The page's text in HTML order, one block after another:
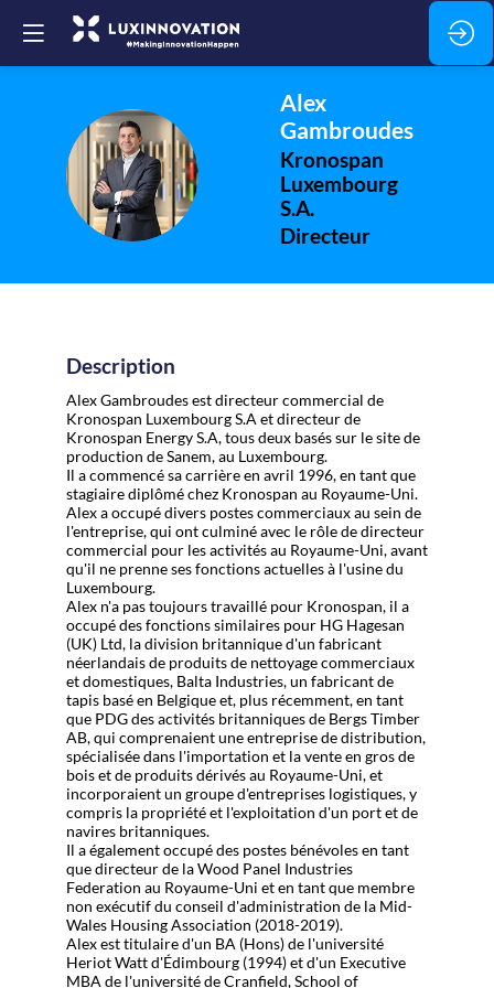
AG
Alex
Gambroudes
Kronospan
Luxembourg
S.A.
Directeur
Description
Alex Gambroudes est directeur commercial de
Kronospan Luxembourg S.A et directeur de
Kronospan Energy S.A, tous deux basés sur le site de
production de Sanem, au Luxembourg.
Il a commencé sa carrière en avril 1996, en tant que
stagiaire diplômé chez Kronospan au Royaume-Uni.
Alex a occupé divers postes commerciaux au sein de
l'entreprise, qui ont culminé avec le rôle de directeur
commercial pour les activités au Royaume-Uni, avant
qu'il ne prenne ses fonctions actuelles à l'usine du
Luxembourg.
Alex n'a pas toujours travaillé pour Kronospan, il a
occupé des fonctions similaires pour HG Hagesan
(UK) Ltd, la division britannique d'un fabricant
néerlandais de produits de nettoyage commerciaux
et domestiques, Balta Industries, un fabricant de
tapis basé en Belgique et, plus récemment, en tant
que PDG des activités britanniques de Bergs Timber
AB, qui comprenaient une entreprise de distribution,
spécialisée dans l'importation et la vente en gros de
bois et de produits dérivés au Royaume-Uni, et
incorporaient un groupe d'entreprises logistiques, y
compris la propriété et l'exploitation d'un port et de
navires britanniques.
Il a également occupé des postes bénévoles en tant
que directeur de la Wood Panel Industries
Federation au Royaume-Uni et en tant que membre
non exécutif du conseil d'administration de la Mid-
Wales Housing Association (2018-2019).
Alex est titulaire d'un BA (Hons) de l'université
Heriot Watt d'Édimbourg (1994) et d'un Executive
MBA de l'université de Cranfield, School of